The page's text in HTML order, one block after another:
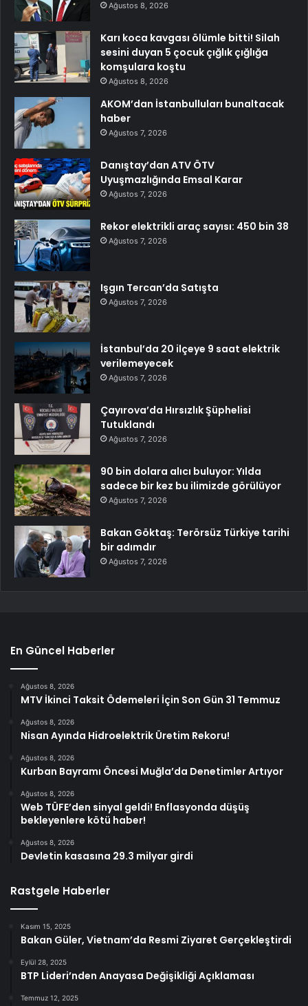
Ağustos 8, 2026
Karı koca kavgası ölümle bitti! Silah
sesini duyan 5 çocuk çığlık çığlığa
komşulara koştu
Ağustos 8, 2026
AKOM’dan İstanbulluları bunaltacak
haber
Ağustos 7, 2026
Danıştay’dan ATV ÖTV
Uyuşmazlığında Emsal Karar
Ağustos 7, 2026
Rekor elektrikli araç sayısı: 450 bin 38
Ağustos 7, 2026
Işgın Tercan’da Satışta
Ağustos 7, 2026
İstanbul’da 20 ilçeye 9 saat elektrik
verilemeyecek
Ağustos 7, 2026
Çayırova’da Hırsızlık Şüphelisi
Tutuklandı
Ağustos 7, 2026
90 bin dolara alıcı buluyor: Yılda
sadece bir kez bu ilimizde görülüyor
Ağustos 7, 2026
Bakan Göktaş: Terörsüz Türkiye tarihi
bir adımdır
Ağustos 7, 2026
En Güncel Haberler
Ağustos 8, 2026
MTV İkinci Taksit Ödemeleri İçin Son Gün 31 Temmuz
Ağustos 8, 2026
Nisan Ayında Hidroelektrik Üretim Rekoru!
Ağustos 8, 2026
Kurban Bayramı Öncesi Muğla’da Denetimler Artıyor
Ağustos 8, 2026
Web TÜFE’den sinyal geldi! Enflasyonda düşüş
bekleyenlere kötü haber!
Ağustos 8, 2026
Devletin kasasına 29.3 milyar girdi
Rastgele Haberler
Kasım 15, 2025
Bakan Güler, Vietnam’da Resmi Ziyaret Gerçekleştirdi
Eylül 28, 2025
BTP Lideri’nden Anayasa Değişikliği Açıklaması
Temmuz 12, 2025